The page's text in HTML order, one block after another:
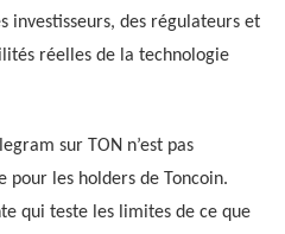
investisseurs, des régulateurs et
réelles de la technologie
sur TON n’est pas
pour les holders de Toncoin.
qui teste les limites de ce que